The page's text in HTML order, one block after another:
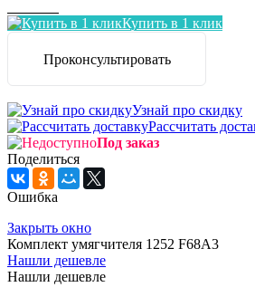
Купить в 1 клик
Проконсультировать
Узнай про скидку
Рассчитать
Под заказ
Поделиться
Ошибка
Закрыть окно
Комплект умягчителя 1252 F68A3
Нашли дешевле
Нашли дешевле